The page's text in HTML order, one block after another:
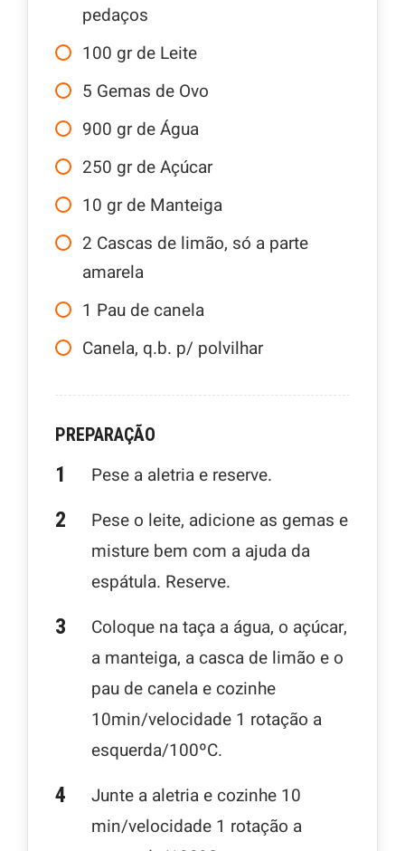
pedaços
100 gr de Leite
5 Gemas de Ovo
900 gr de Água
250 gr de Açúcar
10 gr de Manteiga
2 Cascas de limão, só a parte
amarela
1 Pau de canela
Canela, q.b. p/ polvilhar
PREPARAÇÃO
Pese a aletria e reserve.
Pese o leite, adicione as gemas e
misture bem com a ajuda da
espátula. Reserve.
Coloque na taça a água, o açúcar,
a manteiga, a casca de limão e o
pau de canela e cozinhe
10min/velocidade 1 rotação a
esquerda/100ºC.
Junte a aletria e cozinhe 10
min/velocidade 1 rotação a